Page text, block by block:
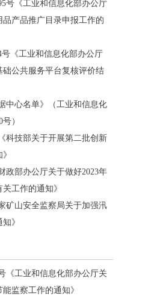
号《工业和信息化部办公厅
品产品推广目录申报工作的
号《工业和信息化部办公厅
公共服务平台复核评价结
中心名单》（工业和信息化
）
科技部关于开展第二批创新
政部办公厅关于做好2023年
工作的通知》
矿山安全监察局关于加强汛
》
《工业和信息化部办公厅关
监察工作的通知》